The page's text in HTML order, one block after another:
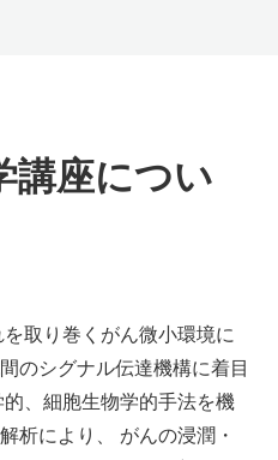
講座につい
取り巻くがん微小環境に
のシグナル伝達機構に着目
、細胞生物学的手法を機
析により、 がんの浸潤・